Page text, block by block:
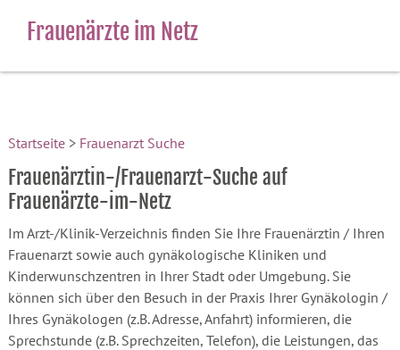
Frauenärzte im Netz
Startseite> Frauenarzt Suche
Frauenärztin-/Frauenarzt-Suche auf
Frauenärzte-im-Netz
Im Arzt-/Klinik-Verzeichnis finden Sie Ihre Frauenärztin / Ihren
Frauenarzt sowie auch gynäkologische Kliniken und
Kinderwunschzentren in Ihrer Stadt oder Umgebung. Sie
können sich über den Besuch in der Praxis Ihrer Gynäkologin /
Ihres Gynäkologen (z.B. Adresse, Anfahrt) informieren, die
Sprechstunde (z.B. Sprechzeiten, Telefon), die Leistungen, das